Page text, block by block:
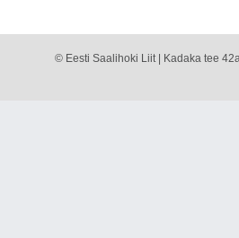
© Eesti Saalihoki Liit | Kadaka tee